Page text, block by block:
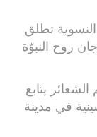
تطلق
روح النبوّة
يتابع
في مدينة